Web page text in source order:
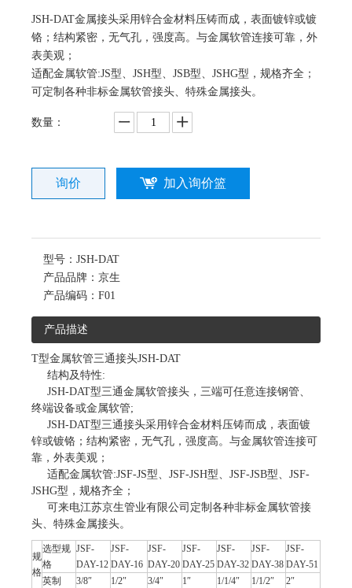
JSH-DAT金属接头采用锌合金材料压铸而成，表面镀锌或镀
铬；结构紧密，无气孔，强度高。与金属软管连接可靠，外
表美观；
适配金属软管:JS型、JSH型、JSB型、JSHG型，规格齐全；
可定制各种非标金属软管接头、特殊金属接头。
数量：
询价 加入询价篮
型号： JSH-DAT
产品品牌： 京生
产品编码： F01
产品描述
T型金属软管三通接头JSH-DAT
结构及特性:
JSH-DAT型三通金属软管接头，三端可任意连接钢管、
终端设备或金属软管;
JSH-DAT型三通接头采用锌合金材料压铸而成，表面镀
锌或镀铬；结构紧密，无气孔，强度高。与金属软管连接可
靠，外表美观；
适配金属软管:JSF-JS型、JSF-JSH型、JSF-JSB型、JSF-
JSHG型，规格齐全；
可来电江苏京生管业有限公司定制各种非标金属软管接
头、特殊金属接头。
规
格
选型规
格
JSF-
DAY-12
JSF-
DAY-16
JSF-
DAY-20
JSF-
DAY-25
JSF-
DAY-32
JSF-
DAY-38
JSF-
DAY-51
英制
3/8″ 1/2″ 3/4″ 1″ 1/1/4″ 1/1/2″
2″